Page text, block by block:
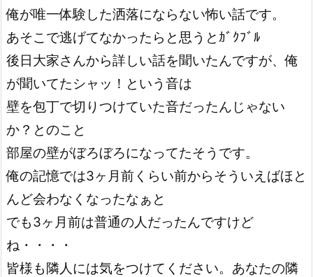
俺が唯一体験した洒落にならない怖い話です。
あそこで逃げてなかったらと思うとｶﾞｸﾌﾞﾙ
後日大家さんから詳しい話を聞いたんですが、俺
が聞いてたシャッ！という音は
壁を包丁で切りつけていた音だったんじゃない
か？とのこと
部屋の壁がぼろぼろになってたそうです。
俺の記憶では3ヶ月前くらい前からそういえばほと
んど会わなくなったなぁと
でも3ヶ月前は普通の人だったんですけど
ね・・・・
皆様も隣人には気をつけてください。あなたの隣